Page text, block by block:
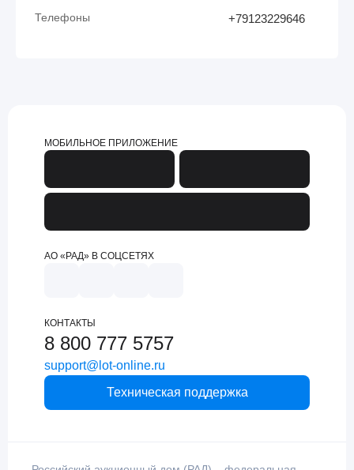
Телефоны +79123229646
МОБИЛЬНОЕ ПРИЛОЖЕНИЕ
АО «РАД» В СОЦСЕТЯХ
КОНТАКТЫ
8 800 777 5757
support@lot-online.ru
Техническая поддержка